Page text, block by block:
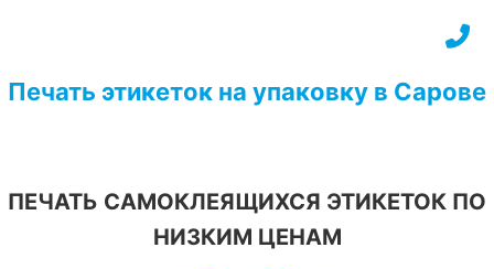
Печать этикеток на упаковку в Сарове
ПЕЧАТЬ САМОКЛЕЯЩИХСЯ ЭТИКЕТОК ПО
НИЗКИМ ЦЕНАМ